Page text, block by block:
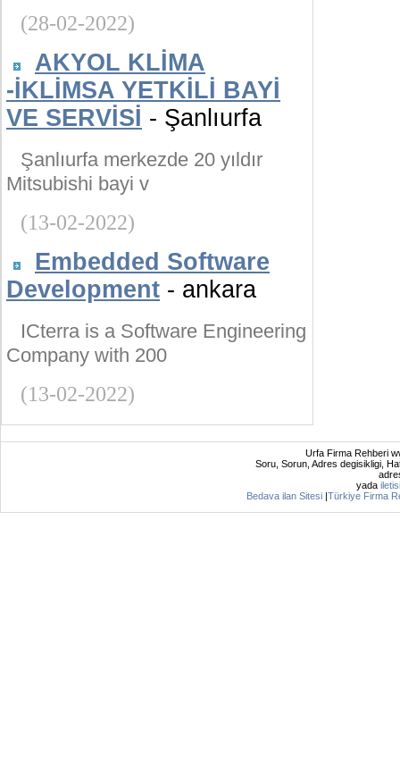
(28-02-2022)
AKYOL KLİMA
-İKLİMSA YETKİLİ BAYİ
VE SERVİSİ - Şanlıurfa
Şanlıurfa merkezde 20 yıldır
Mitsubishi bayi v
(13-02-2022)
Embedded Software
Development - ankara
ICterra is a Software Engineering
Company with 200
(13-02-2022)
Urfa Firma Rehberi
Soru, Sorun, Adres degisikligi,
yada
Bedava ilan Sitesi |Türkiye Firma